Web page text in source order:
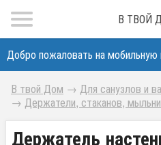
В ТВОЙ
Добро пожаловать на
В твой Дом → Для санузлов и
→ Держатели, стаканов,
Держатель